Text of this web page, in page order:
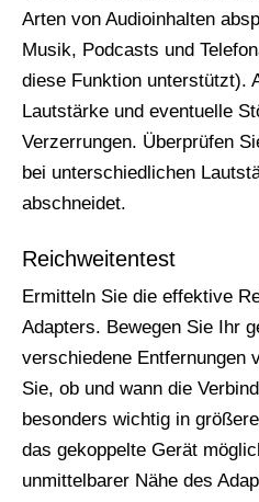
Arten von Audioinhalten
Musik, Podcasts und
diese Funktion unterstützt).
Lautstärke und eventuelle
Verzerrungen. Überprüfen
bei unterschiedlichen
abschneidet.
Reichweitentest
Ermitteln Sie die effektive
Adapters. Bewegen Sie Ihr
verschiedene Entfernungen
Sie, ob und wann die
besonders wichtig in
das gekoppelte Gerät
unmittelbarer Nähe des